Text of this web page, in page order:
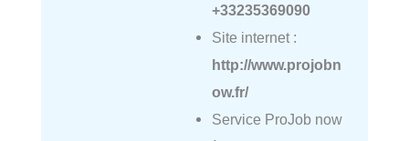
+33235369090
Site internet :
http://www.projobn
ow.fr/
Service ProJob now